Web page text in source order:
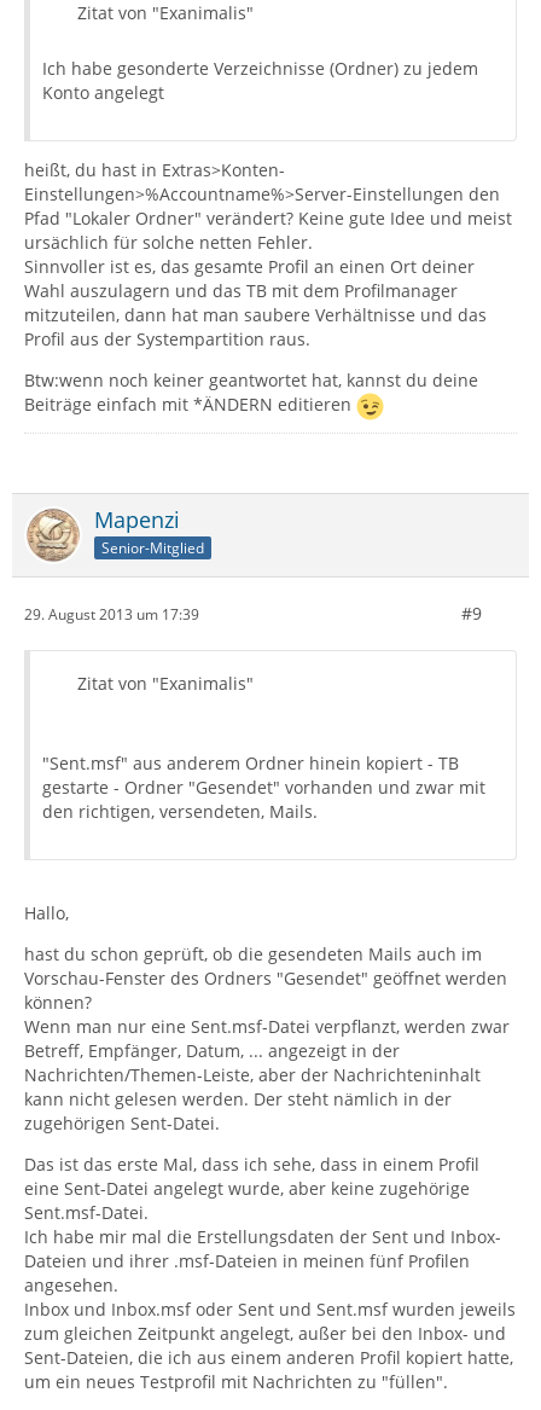
Zitat von "Exanimalis"
Ich habe gesonderte Verzeichnisse (Ordner) zu jedem
Konto angelegt
heißt, du hast in Extras>Konten-
Einstellungen>%Accountname%>Server-Einstellungen den
Pfad "Lokaler Ordner" verändert? Keine gute Idee und meist
ursächlich für solche netten Fehler.
Sinnvoller ist es, das gesamte Profil an einen Ort deiner
Wahl auszulagern und das TB mit dem Profilmanager
mitzuteilen, dann hat man saubere Verhältnisse und das
Profil aus der Systempartition raus.
Btw:wenn noch keiner geantwortet hat, kannst du deine
Beiträge einfach mit *ÄNDERN editieren
Mapenzi
Senior-Mitglied
29. August 2013 um 17:39 #9
Zitat von "Exanimalis"
"Sent.msf" aus anderem Ordner hinein kopiert - TB
gestarte - Ordner "Gesendet" vorhanden und zwar mit
den richtigen, versendeten, Mails.
Hallo,
hast du schon geprüft, ob die gesendeten Mails auch im
Vorschau-Fenster des Ordners "Gesendet" geöffnet werden
können?
Wenn man nur eine Sent.msf-Datei verpflanzt, werden zwar
Betreff, Empfänger, Datum, ... angezeigt in der
Nachrichten/Themen-Leiste, aber der Nachrichteninhalt
kann nicht gelesen werden. Der steht nämlich in der
zugehörigen Sent-Datei.
Das ist das erste Mal, dass ich sehe, dass in einem Profil
eine Sent-Datei angelegt wurde, aber keine zugehörige
Sent.msf-Datei.
Ich habe mir mal die Erstellungsdaten der Sent und Inbox-
Dateien und ihrer .msf-Dateien in meinen fünf Profilen
angesehen.
Inbox und Inbox.msf oder Sent und Sent.msf wurden jeweils
zum gleichen Zeitpunkt angelegt, außer bei den Inbox- und
Sent-Dateien, die ich aus einem anderen Profil kopiert hatte,
um ein neues Testprofil mit Nachrichten zu "füllen".